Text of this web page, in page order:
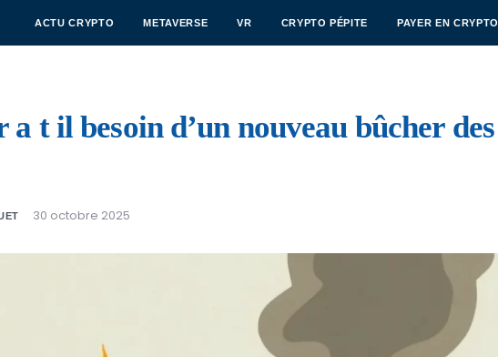
ACTU CRYPTO METAVERSE VR CRYPTO PÉPITE PAYER EN CRYPTO
t il besoin d’un nouveau bûcher des
30 octobre 2025